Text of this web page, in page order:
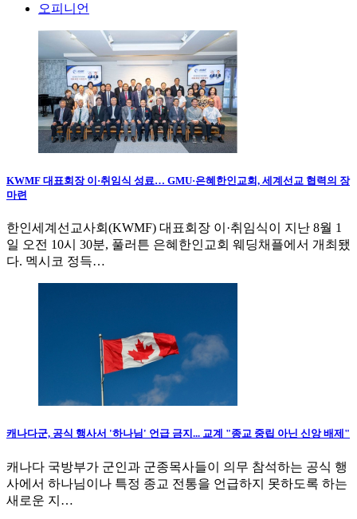
오피니언
KWMF 대표회장 이·취임식 성료… GMU·은혜한인교회, 세계선교 협력의 장
마련
한인세계선교사회(KWMF) 대표회장 이·취임식이 지난 8월 1
일 오전 10시 30분, 풀러튼 은혜한인교회 웨딩채플에서 개최됐
다. 멕시코 정득…
캐나다군, 공식 행사서 '하나님' 언급 금지... 교계 "종교 중립 아닌 신앙 배제"
캐나다 국방부가 군인과 군종목사들이 의무 참석하는 공식 행
사에서 하나님이나 특정 종교 전통을 언급하지 못하도록 하는
새로운 지…